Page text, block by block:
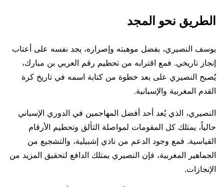
الطريق نحو المجد
يوسف النصيري، بفضل موهبته وإصراره، يجد نفسه على أعتاب
إنجاز تاريخي. فمع اقترابه من تحطيم رقم العربي بن مبارك،
يُصبح النصيري على بعد خطوة من كتابة اسمه في تاريخ كرة
القدم المغربية والإسبانية.
النصيري، الذي يُعد أحد أفضل المهاجمين في الدوري الإسباني
حالياً، يمتلك كل المقومات لمواصلة التألق وتحطيم الأرقام
القياسية. فمع وجود الدعم من نادي إشبيلية، والتشجيع من
الجماهير المغربية، فإن النصيري يمتلك الدافع لتحقيق المزيد من
الإنجازات.